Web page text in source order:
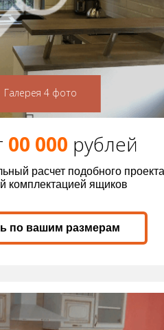
00 000 рублей
по вашим размерам
Галерея 4 фото
расчет подобного проекта
комплектацией ящиков